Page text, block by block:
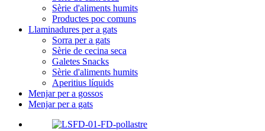
Sèrie d'aliments humits
Productes poc comuns
Llaminadures per a gats
Sorra per a gats
Sèrie de cecina seca
Galetes Snacks
Sèrie d'aliments humits
Aperitius líquids
Menjar per a gossos
Menjar per a gats